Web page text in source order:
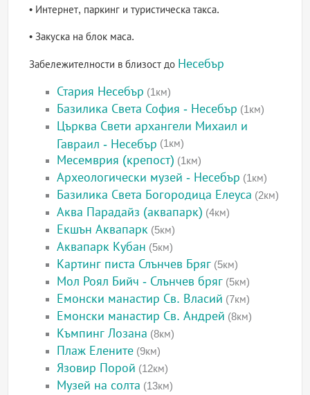
• Интернет, паркинг и туристическа такса.
• Закуска на блок маса.
Забележителности в близост до Несебър
Стария Несебър (1км)
Базилика Света София - Несебър (1км)
Църква Свети архангели Михаил и
Гавраил - Несебър (1км)
Месемврия (крепост) (1км)
Археологически музей - Несебър (1км)
Базилика Света Богородица Елеуса (2км)
Аква Парадайз (аквапарк) (4км)
Екшън Аквапарк (5км)
Аквапарк Кубан (5км)
Картинг писта Слънчев Бряг (5км)
Мол Роял Бийч - Слънчев бряг (5км)
Емонски манастир Св. Власий (7км)
Емонски манастир Св. Андрей (8км)
Къмпинг Лозана (8км)
Плаж Елените (9км)
Язовир Порой (12км)
Музей на солта (13км)